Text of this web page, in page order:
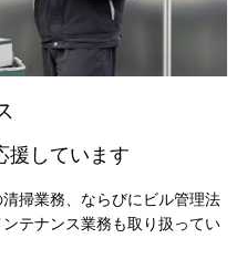
援しています
掃業務、ならびにビル管理法
テナンス業務も取り扱ってい